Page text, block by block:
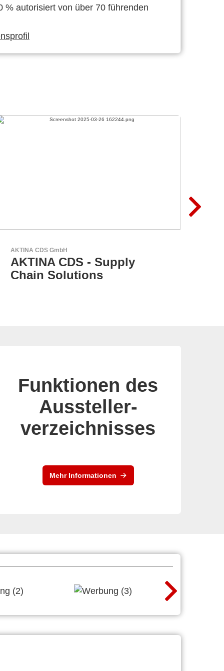
% autorisiert von über 70 führenden
Aker Technology Co., Ltd.
AKER: Wo Präzision auf
Zuverlässigkeit trifft
Funktionen des
Aussteller-
verzeichnisses
Mehr Informationen